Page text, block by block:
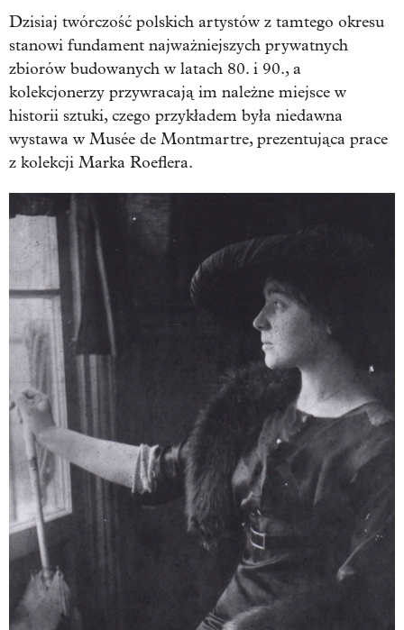
Dzisiaj twórczość polskich artystów z tamtego okresu
stanowi fundament najważniejszych prywatnych
zbiorów budowanych w latach 80. i 90., a
kolekcjonerzy przywracają im należne miejsce w
historii sztuki, czego przykładem była niedawna
wystawa w Musée de Montmartre, prezentująca prace
z kolekcji Marka Roeflera.